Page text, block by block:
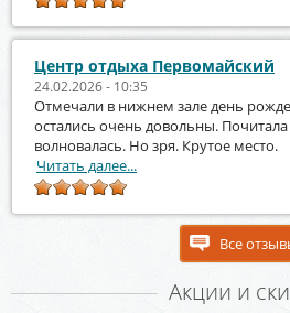
Центр отдыха Первомайский
24.02.2026 - 10:35
Отмечали в нижнем зале день
остались очень довольны.
волновалась. Но зря. Крутое место.
Читать далее...
Все
Акции и